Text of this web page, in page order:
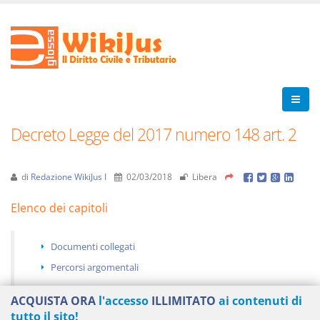
Decreto Legge del 2017 numero 148 art. 2
di Redazione WikiJus I 02/03/2018 Libera
Elenco dei capitoli
Documenti collegati
Percorsi argomentali
ACQUISTA ORA l'accesso ILLIMITATO ai contenuti di
tutto il sito!